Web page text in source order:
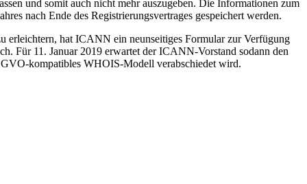
und somit auch nicht mehr auszugeben. Die Informationen zum
nach Ende des Registrierungsvertrages gespeichert werden.
erleichtern, hat ICANN ein neunseitiges Formular zur Verfügung
Für 11. Januar 2019 erwartet der ICANN-Vorstand sodann den
kompatibles WHOIS-Modell verabschiedet wird.